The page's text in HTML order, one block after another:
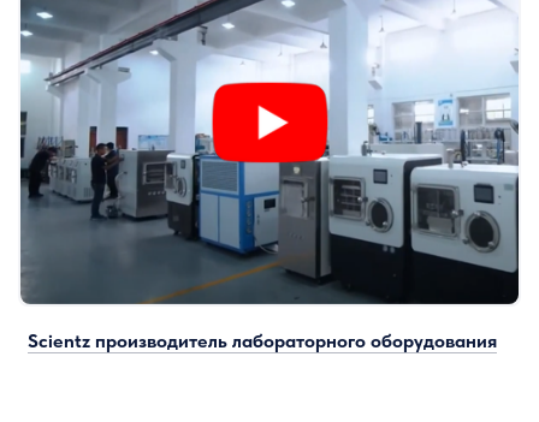
Scientz производитель лабораторного оборудования